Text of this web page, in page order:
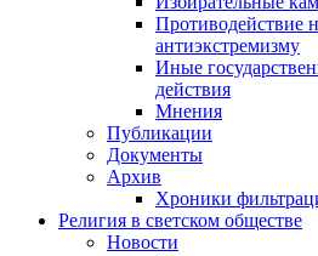
Противодействие
антиэкстремизму
Иные
действия
Мнения
Публикации
Документы
Архив
Хроники
Религия в светском обществе
Новости